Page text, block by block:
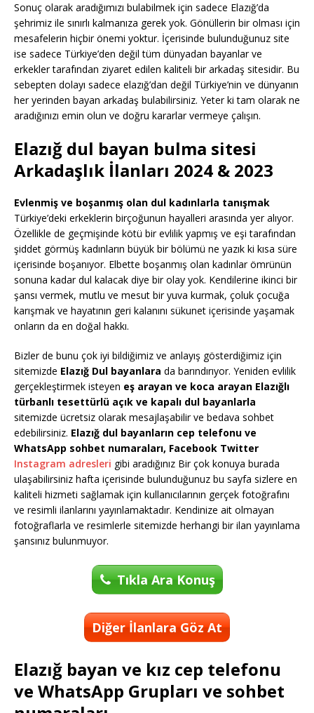
Sonuç olarak aradığımızı bulabilmek için sadece Elazığ’da
şehrimiz ile sınırlı kalmanıza gerek yok. Gönüllerin bir olması için
mesafelerin hiçbir önemi yoktur. İçerisinde bulunduğunuz site
ise sadece Türkiye’den değil tüm dünyadan bayanlar ve
erkekler tarafından ziyaret edilen kaliteli bir arkadaş sitesidir. Bu
sebepten dolayı sadece elazığ’dan değil Türkiye’nin ve dünyanın
her yerinden bayan arkadaş bulabilirsiniz. Yeter ki tam olarak ne
aradığınızı emin olun ve doğru kararlar vermeye çalışın.
Elazığ dul bayan bulma sitesi
Arkadaşlık İlanları 2024 & 2023
Evlenmiş ve boşanmış olan dul kadınlarla tanışmak
Türkiye’deki erkeklerin birçoğunun hayalleri arasında yer alıyor.
Özellikle de geçmişinde kötü bir evlilik yapmış ve eşi tarafından
şiddet görmüş kadınların büyük bir bölümü ne yazık ki kısa süre
içerisinde boşanıyor. Elbette boşanmış olan kadınlar ömrünün
sonuna kadar dul kalacak diye bir olay yok. Kendilerine ikinci bir
şansı vermek, mutlu ve mesut bir yuva kurmak, çoluk çocuğa
karışmak ve hayatının geri kalanını sükunet içerisinde yaşamak
onların da en doğal hakkı.
Bizler de bunu çok iyi bildiğimiz ve anlayış gösterdiğimiz için
sitemizde Elazığ Dul bayanlara da barındırıyor. Yeniden evlilik
gerçekleştirmek isteyen eş arayan ve koca arayan Elazığlı
türbanlı tesettürlü açık ve kapalı dul bayanlarla
sitemizde ücretsiz olarak mesajlaşabilir ve bedava sohbet
edebilirsiniz. Elazığ dul bayanların cep telefonu ve
WhatsApp sohbet numaraları, Facebook Twitter
Instagram adresleri gibi aradığınız Bir çok konuya burada
ulaşabilirsiniz hafta içerisinde bulunduğunuz bu sayfa sizlere en
kaliteli hizmeti sağlamak için kullanıcılarının gerçek fotoğrafını
ve resimli ilanlarını yayınlamaktadır. Kendinize ait olmayan
fotoğraflarla ve resimlerle sitemizde herhangi bir ilan yayınlama
şansınız bulunmuyor.
Tıkla Ara Konuş
Diğer İlanlara Göz At
Elazığ bayan ve kız cep telefonu
ve WhatsApp Grupları ve sohbet